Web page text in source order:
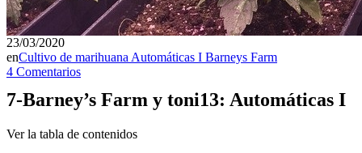
23/03/2020
enCultivo de marihuana Automáticas I Barneys Farm
4 Comentarios
7-Barney’s Farm y toni13: Automáticas I
Ver la tabla de contenidos